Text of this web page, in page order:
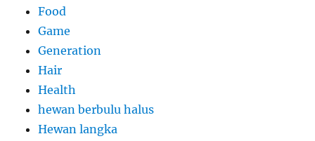
Food
Game
Generation
Hair
Health
hewan berbulu halus
Hewan langka